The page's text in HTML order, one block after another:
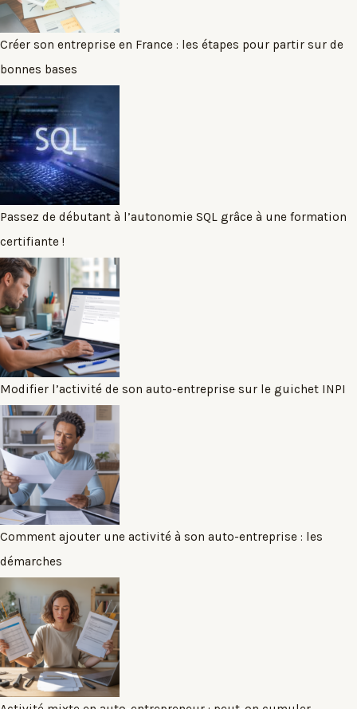
Créer son entreprise en France : les étapes pour partir sur de
bonnes bases
Passez de débutant à l’autonomie SQL grâce à une formation
certifiante !
Modifier l’activité de son auto-entreprise sur le guichet INPI
Comment ajouter une activité à son auto-entreprise : les
démarches